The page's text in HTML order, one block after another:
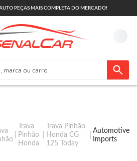
PEÇAS MAIS COMPLETA DO MERCADO!
Trava
Pinhão
Honda
Trava Pinhão
Honda CG
125 Today
Automotive
Imports